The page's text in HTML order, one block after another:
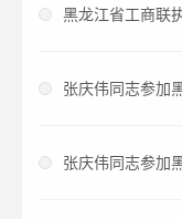
黑龙江省工商联
张庆伟同志参加
张庆伟同志参加